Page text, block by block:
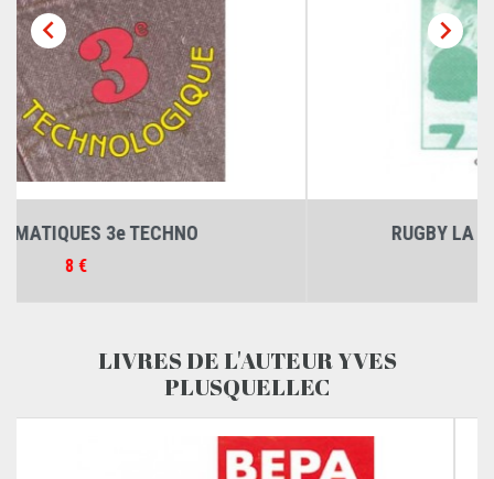

RUGBY LA QUATRIÈME MI-TEMPS...

LIVRES DE L'AUTEUR YVES
PLUSQUELLEC